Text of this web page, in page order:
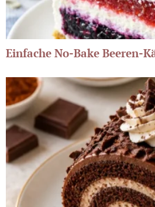
Einfache No-Bake Beeren-